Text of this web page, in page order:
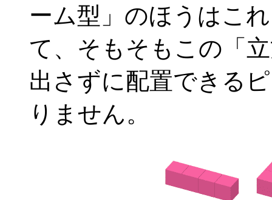
ーム型」のほうはこ
て、そもそもこの「
出さずに配置できる
りません。